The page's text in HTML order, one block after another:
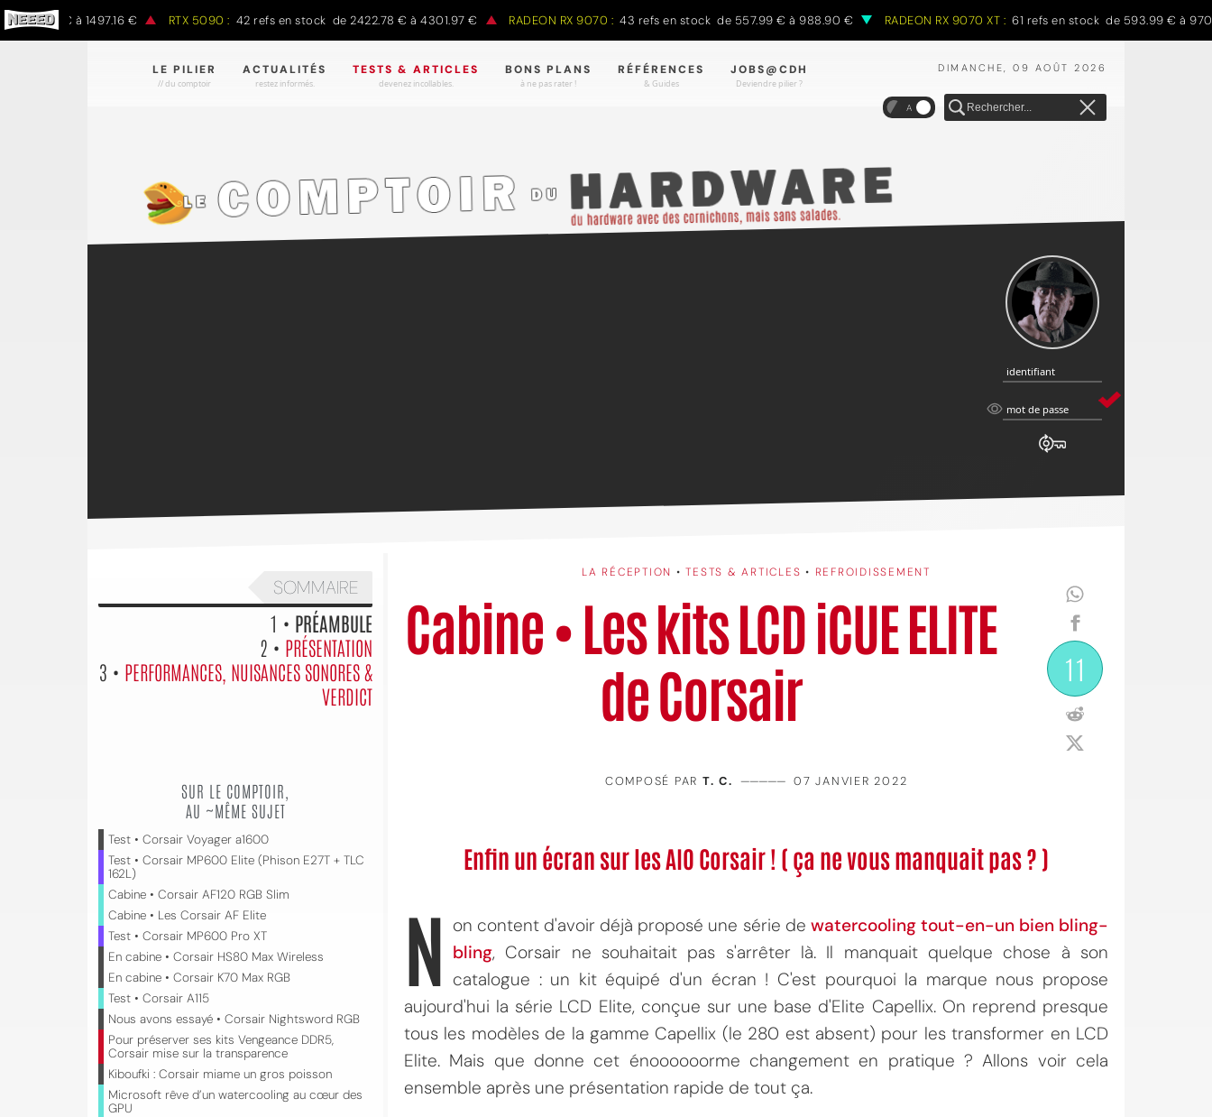
€ à 1497.16 € RTX 5090 : 42 refs en stock de 2422.78 € à 4301.97 € RADEON RX 9070 : 43 refs en stock de 557.99 € à 988.90 € RADEON RX 9070 XT : 61 refs en stock de 593.99 € à
DIMANCHE, 09 AOÛT 2026
LE PILIER
// du comptoir
ACTUALITÉS
restez informés.
TESTS & ARTICLES
devenez incollables.
BONS PLANS
à ne pas rater !
RÉFÉRENCES
& Guides
JOBS@CDH
Deviendre pilier ?
A
identifiant
identifiant
mot
mot de passe
LA RÉCEPTION •TESTS & ARTICLES • REFROIDISSEMENT
Cabine • Les kits LCD iCUE ELITE
de Corsair
11
COMPOSÉ PAR T. C. ————— 07 JANVIER 2022
Enfin un écran sur les AIO Corsair ! ( ça ne vous manquait pas ? )
N on content d'avoir déjà proposé une série de watercooling tout-en-un bien bling-
bling, Corsair ne souhaitait pas s'arrêter là. Il manquait quelque chose à son
catalogue : un kit équipé d'un écran ! C'est pourquoi la marque nous propose
aujourd'hui la série LCD Elite, conçue sur une base d'Elite Capellix. On reprend presque
tous les modèles de la gamme Capellix (le 280 est absent) pour les transformer en LCD
Elite. Mais que donne cet énoooooorme changement en pratique ? Allons voir cela
ensemble après une présentation rapide de tout ça.
SOMMAIRE
1 • PRÉAMBULE
2 • PRÉSENTATION
3 • PERFORMANCES, NUISANCES SONORES &
VERDICT
SUR LE COMPTOIR,
AU ~MÊME SUJET
Test • Corsair Voyager a1600
Test • Corsair MP600 Elite (Phison E27T + TLC
162L)
Cabine • Corsair AF120 RGB Slim
Cabine • Les Corsair AF Elite
Test • Corsair MP600 Pro XT
En cabine • Corsair HS80 Max Wireless
En cabine • Corsair K70 Max RGB
Test • Corsair A115
Nous avons essayé • Corsair Nightsword RGB
Pour préserver ses kits Vengeance DDR5,
Corsair mise sur la transparence
Kiboufki : Corsair miame un gros poisson
Microsoft rêve d’un watercooling au cœur des
GPU